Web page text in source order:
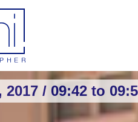
2017 / 09:42 to